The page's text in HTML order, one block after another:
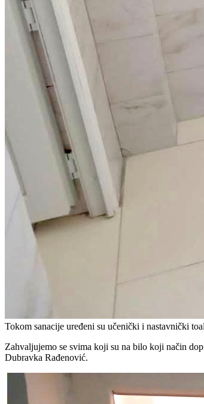
Tokom sanacije uređeni su učenički i nastavnički
Zahvaljujemo se svima koji su na bilo koji način
Dubravka Rađenović.